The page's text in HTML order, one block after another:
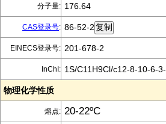
分子量: 176.64
CAS登录号: 86-52-2
EINECS登录号: 201-678-2
InChI: 1S/C11H9Cl/c12-8-10-6-
物理化学性质
熔点: 20-22ºC